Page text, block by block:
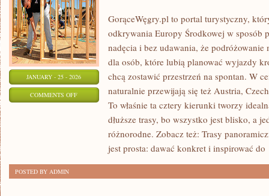
JANUARY - 25 - 2026
COMMENTS OFFON
TERMALNE
GorąceWęgry.pl to portal turystyczny,
odkrywania Europy Środkowej w sposób
nadęcia i bez udawania, że podróżowanie
dla osób, które lubią planować wyjazdy
chcą zostawić przestrzeń na spontan. W
naturalnie przewijają się też Austria,
To właśnie ta cztery kierunki tworzy
dłuższe trasy, bo wszystko jest blisko, a
różnorodne. Zobacz też: Trasy
jest prosta: dawać konkret i inspirować do
POSTED BY ADMIN